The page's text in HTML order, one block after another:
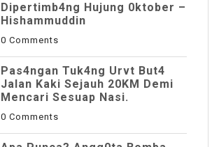
Dipertimb4ng Hujung 0ktober –
Hishammuddin
0 Comments
Pas4ngan Tuk4ng Urvt But4
JaIan Kaki Sejauh 20KM Demi
Mencari Sesuap Nasi.
0 Comments